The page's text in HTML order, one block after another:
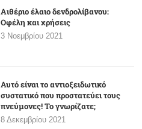
Αιθέριο έλαιο δενδρολίβανου:
Οφέλη και χρήσεις
3 Νοεμβρίου 2021
Αυτό είναι το αντιοξειδωτικό
συστατικό που προστατεύει τους
πνεύμονες! Το γνωρίζατε;
8 Δεκεμβρίου 2021